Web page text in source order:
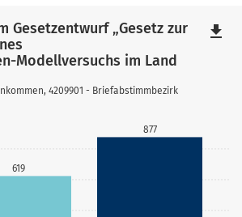
619
877
Gesetzentwurf „Gesetz zur
Modellversuchs im Land
4209901 - Briefabstimmbezirk
file_download